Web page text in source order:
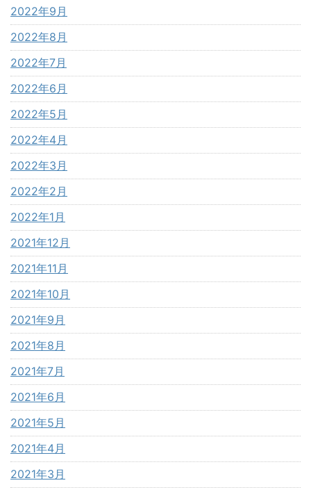
2022年9月
2022年8月
2022年7月
2022年6月
2022年5月
2022年4月
2022年3月
2022年2月
2022年1月
2021年12月
2021年11月
2021年10月
2021年9月
2021年8月
2021年7月
2021年6月
2021年5月
2021年4月
2021年3月